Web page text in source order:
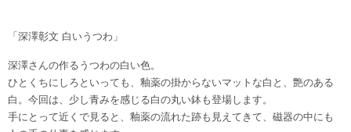
「深澤彰文 白いうつわ」
深澤さんの作るうつわの白い色。
ひとくちにしろといっても、釉薬の掛からないマットな白と、艶のある
白。今回は、少し青みを感じる白の丸い鉢も登場します。
手にとって近くで見ると、釉薬の流れた跡も見えてきて、磁器の中にも